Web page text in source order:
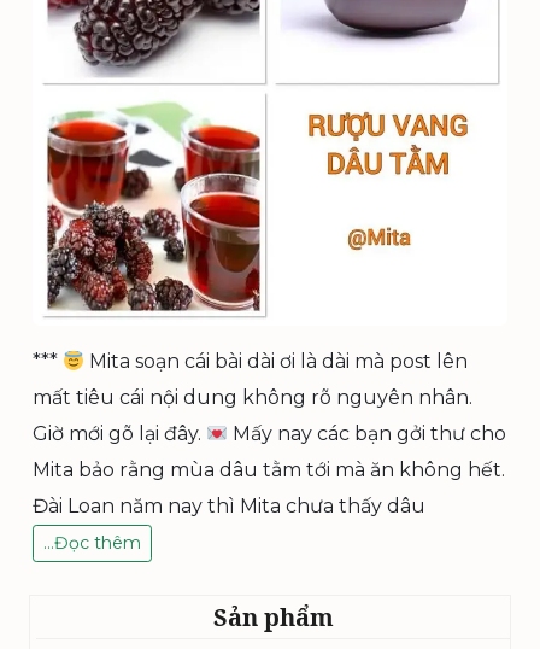
***
Mita soạn cái bài dài ơi là dài mà post lên
mất tiêu cái nội dung không rõ nguyên nhân.
Giờ mới gõ lại đây.
Mấy nay các bạn gởi thư cho
Mita bảo rằng mùa dâu tằm tới mà ăn không hết.
Đài Loan năm nay thì Mita chưa thấy dâu
…C
Á
Đọc thêm
Sản phẩm